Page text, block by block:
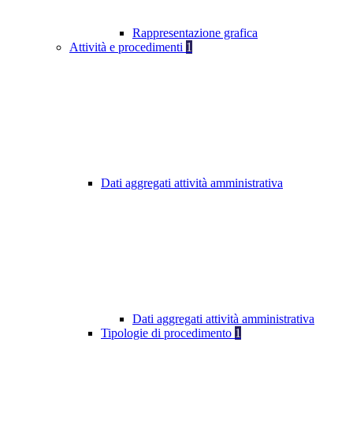
Rappresentazione grafica
Attività e procedimenti 1
Dati aggregati attività amministrativa
Dati aggregati attività amministrativa
Tipologie di procedimento 1